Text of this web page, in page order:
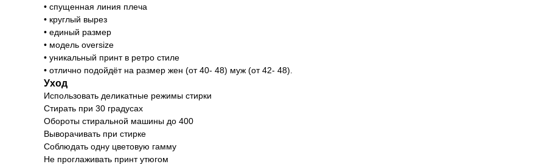
• спущенная линия плеча
• круглый вырез
• единый размер
• модель oversize
• уникальный принт в ретро стиле
• отлично подойдёт на размер жен (от 40- 48) муж (от 42- 48).
Уход
Использовать деликатные режимы стирки
Стирать при 30 градусах
Обороты стиральной машины до 400
Выворачивать при стирке
Соблюдать одну цветовую гамму
Не проглаживать принт утюгом